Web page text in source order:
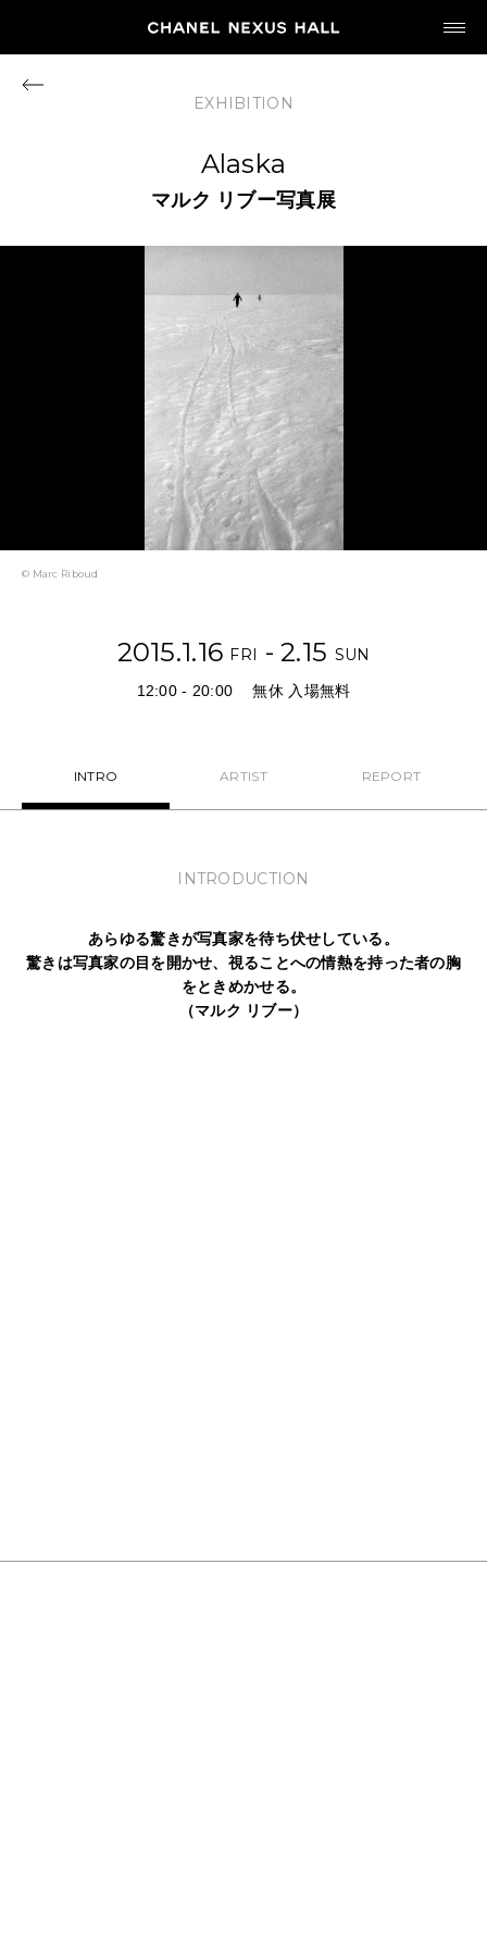
MY CHANEL NEXUS
PROGRAM
2026
ARCHIVE
NEWS
EXHIBITION
Alaska
マルク リブー写真展
© Marc Riboud
2015.1.16 FRI - 2.15 SUN
12:00 - 20:00 無休 入場無料
INTRO ARTIST REPORT
INTRODUCTION
あらゆる驚きが写真家を待ち伏せしている。
驚きは写真家の目を開かせ、視ることへの情熱を持った者の胸
をときめかせる。
（マルク リブー）